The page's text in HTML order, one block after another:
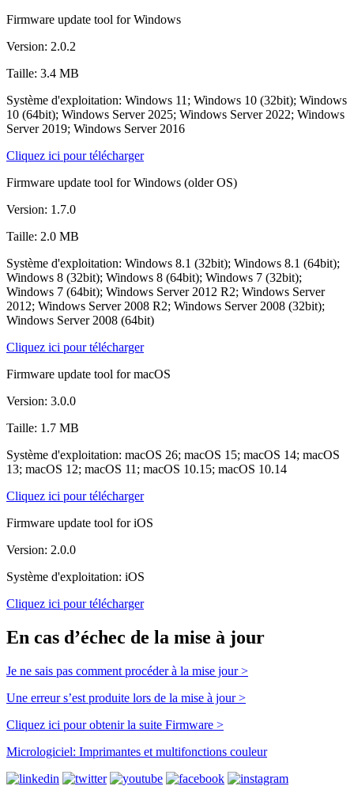
Firmware update tool for Windows
Version: 2.0.2
Taille: 3.4 MB
Système d'exploitation: Windows 11; Windows 10 (32bit); Windows
10 (64bit); Windows Server 2025; Windows Server 2022; Windows
Server 2019; Windows Server 2016
Cliquez ici pour télécharger
Firmware update tool for Windows (older OS)
Version: 1.7.0
Taille: 2.0 MB
Système d'exploitation: Windows 8.1 (32bit); Windows 8.1 (64bit);
Windows 8 (32bit); Windows 8 (64bit); Windows 7 (32bit);
Windows 7 (64bit); Windows Server 2012 R2; Windows Server
2012; Windows Server 2008 R2; Windows Server 2008 (32bit);
Windows Server 2008 (64bit)
Cliquez ici pour télécharger
Firmware update tool for macOS
Version: 3.0.0
Taille: 1.7 MB
Système d'exploitation: macOS 26; macOS 15; macOS 14; macOS
13; macOS 12; macOS 11; macOS 10.15; macOS 10.14
Cliquez ici pour télécharger
Firmware update tool for iOS
Version: 2.0.0
Système d'exploitation: iOS
Cliquez ici pour télécharger
En cas d’échec de la mise à jour
Je ne sais pas comment procéder à la mise jour >
Une erreur s’est produite lors de la mise à jour >
Cliquez ici pour obtenir la suite Firmware >
Micrologiciel: Imprimantes et multifonctions couleur